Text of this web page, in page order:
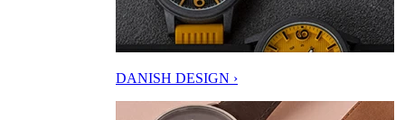
DANISH DESIGN ›